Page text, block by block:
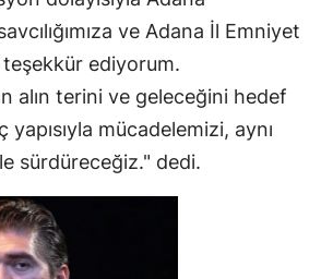
ve Adana İl Emniyet
ediyorum.
alın terini ve geleceğini hedef
mücadelemizi, aynı
sürdüreceğiz." dedi.